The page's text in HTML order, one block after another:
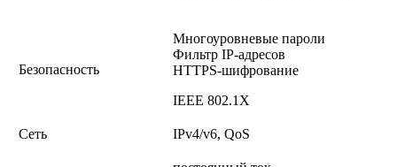
Безопасность
Многоуровневые пароли
Фильтр IP-адресов
HTTPS-шифрование
IEEE 802.1X
Сеть IPv4/v6, QoS